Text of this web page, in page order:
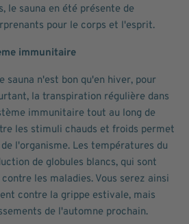
le sauna en été présente de
pour le corps et l'esprit.
immunitaire
sauna n'est bon qu'en hiver, pour
la transpiration régulière dans
immunitaire tout au long de
les stimuli chauds et froids permet
l'organisme. Les températures du
de globules blancs, qui sont
les maladies. Vous serez ainsi
contre la grippe estivale, mais
de l'automne prochain.